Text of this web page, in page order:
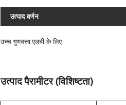
उत्पाद वर्णन
उच्च गुणवत्ता एलबी के लिए
उत्पाद पैरामीटर (विशिष्टता)